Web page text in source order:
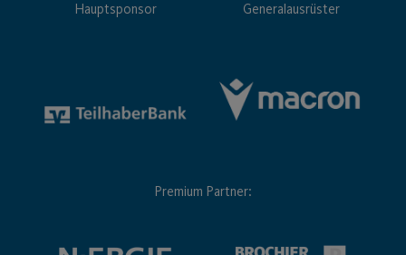
Hauptsponsor Generalausrüster
Premium Partner: